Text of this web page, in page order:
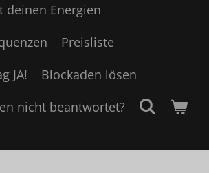
deinen Energien
Preisliste
JA!
Blockaden lösen
nicht beantwortet?